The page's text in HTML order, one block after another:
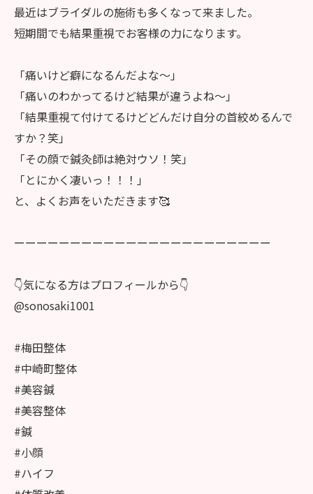
最近はブライダルの施術も多くなって来ました。
短期間でも結果重視でお客様の力になります。
「痛いけど癖になるんだよな〜」
「痛いのわかってるけど結果が違うよね〜」
「結果重視て付けてるけどどんだけ自分の首絞めるんで
すか？笑」
「その顔で鍼灸師は絶対ウソ！笑」
「とにかく凄いっ！！！」
と、よくお声をいただきます🥰
ーーーーーーーーーーーーーーーーーーーーーーー
👇気になる方はプロフィールから👇
@sonosaki1001
#梅田整体
#中崎町整体
#美容鍼
#美容整体
#鍼
#小顔
#ハイフ